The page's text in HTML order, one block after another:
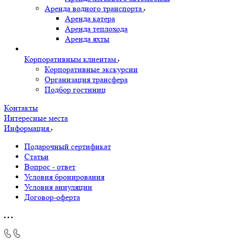
Аренда водного транспорта
Аренда катера
Аренда теплохода
Аренда яхты
Корпоративным клиентам
Корпоративные экскурсии
Организация трансфера
Подбор гостиниц
Контакты
Интересные места
Информация
Подарочный сертификат
Статьи
Вопрос - ответ
Условия бронирования
Условия аннуляции
Договор-оферта